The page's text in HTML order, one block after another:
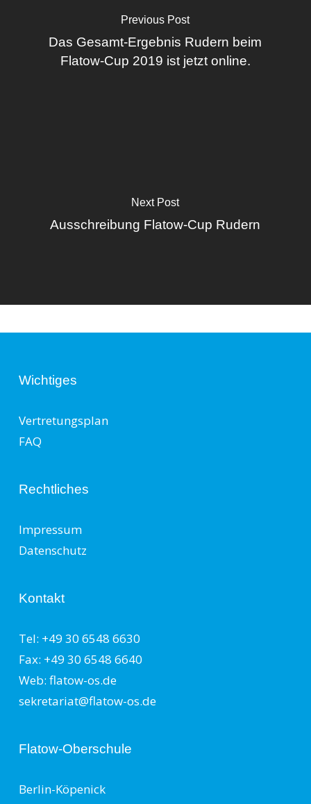
Previous Post
Das Gesamt-Ergebnis Rudern beim
Flatow-Cup 2019 ist jetzt online.
Next Post
Ausschreibung Flatow-Cup Rudern
Wichtiges
Vertretungsplan
FAQ
Rechtliches
Impressum
Datenschutz
Kontakt
Tel: +49 30 6548 6630
Fax: +49 30 6548 6640
Web: flatow-os.de
sekretariat@flatow-os.de
Flatow-Oberschule
Berlin-Köpenick